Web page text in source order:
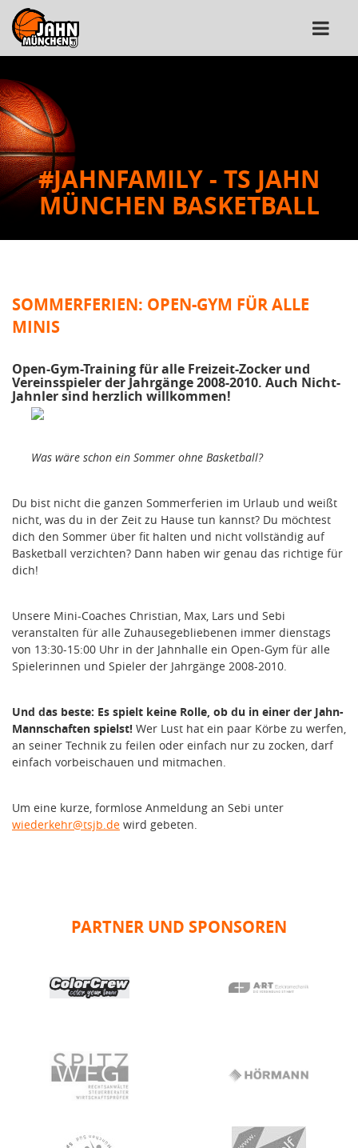
#JAHNFAMILY - TS JAHN
MÜNCHEN BASKETBALL
SOMMERFERIEN: OPEN-GYM FÜR ALLE
MINIS
Open-Gym-Training für alle Freizeit-Zocker und
Vereinsspieler der Jahrgänge 2008-2010. Auch Nicht-
Jahnler sind herzlich willkommen!
Was wäre schon ein Sommer ohne Basketball?
Du bist nicht die ganzen Sommerferien im Urlaub und weißt
nicht, was du in der Zeit zu Hause tun kannst? Du möchtest
dich den Sommer über fit halten und nicht vollständig auf
Basketball verzichten? Dann haben wir genau das richtige für
dich!
Unsere Mini-Coaches Christian, Max, Lars und Sebi
veranstalten für alle Zuhausegebliebenen immer dienstags
von 13:30-15:00 Uhr in der Jahnhalle ein Open-Gym für alle
Spielerinnen und Spieler der Jahrgänge 2008-2010.
Und das beste: Es spielt keine Rolle, ob du in einer der Jahn-
Mannschaften spielst! Wer Lust hat ein paar Körbe zu werfen,
an seiner Technik zu feilen oder einfach nur zu zocken, darf
einfach vorbeischauen und mitmachen.
Um eine kurze, formlose Anmeldung an Sebi unter
wiederkehr@tsjb.de wird gebeten.
PARTNER UND SPONSOREN